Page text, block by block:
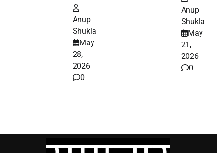
पर हुईं वायरल
Anup
Shukla
May
28,
2026
0
Anup
Shukla
May
21,
2026
0